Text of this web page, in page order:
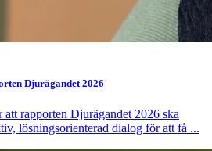
Djurägandet 2026
att rapporten Djurägandet 2026 ska
lösningsorienterad dialog för att få ...